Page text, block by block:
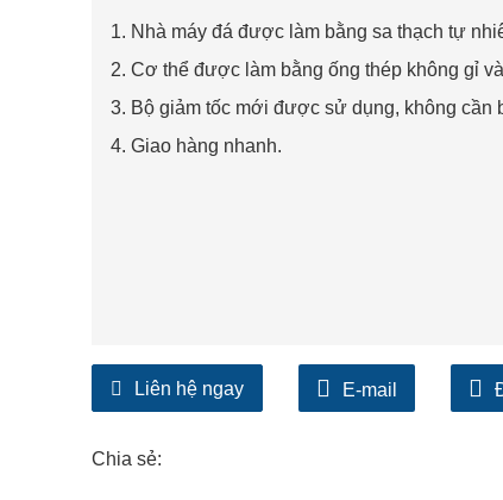
1. Nhà máy đá được làm bằng sa thạch tự
2. Cơ thể được làm bằng ống thép không gỉ
3. Bộ giảm tốc mới được sử dụng, không cần
4. Giao hàng nhanh.
Liên hệ ngay E-mail
Chia sẻ: